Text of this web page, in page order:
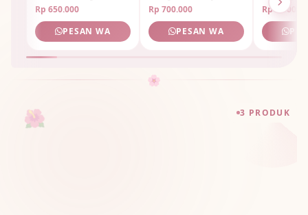
Rp 650.000
PESAN WA
Rp 700.000
PESAN WA
Rp
🌸
3 PRODUK
🌺